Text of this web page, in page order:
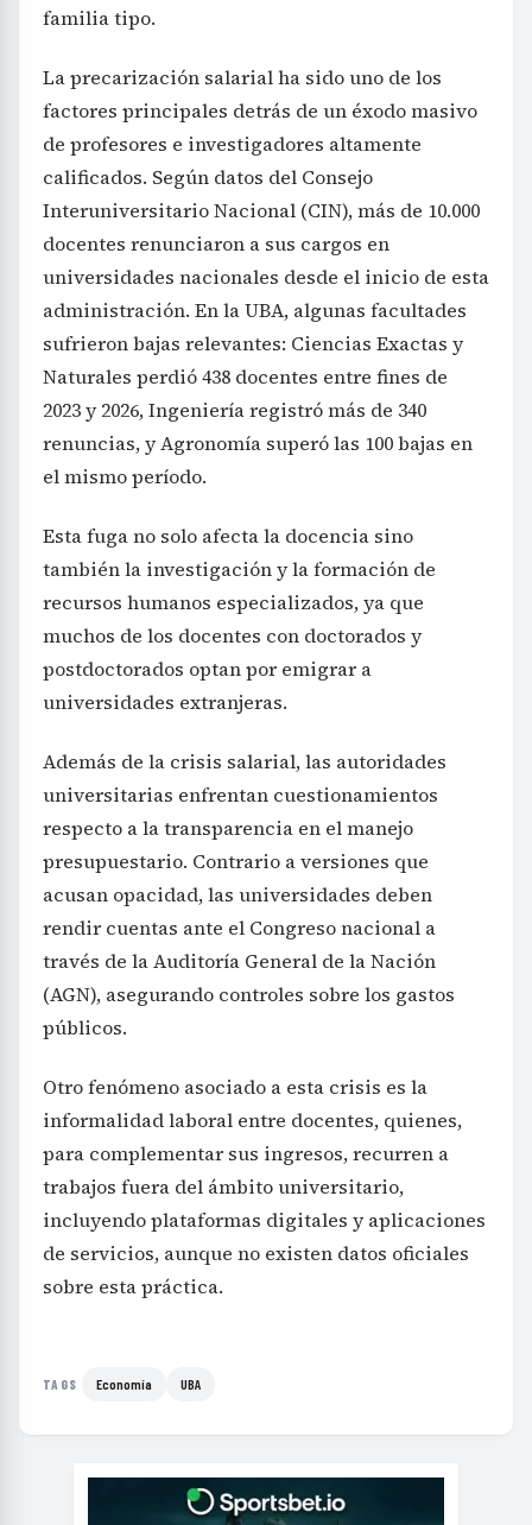
familia tipo.
La precarización salarial ha sido uno de los
factores principales detrás de un éxodo masivo
de profesores e investigadores altamente
calificados. Según datos del Consejo
Interuniversitario Nacional (CIN), más de 10.000
docentes renunciaron a sus cargos en
universidades nacionales desde el inicio de esta
administración. En la UBA, algunas facultades
sufrieron bajas relevantes: Ciencias Exactas y
Naturales perdió 438 docentes entre fines de
2023 y 2026, Ingeniería registró más de 340
renuncias, y Agronomía superó las 100 bajas en
el mismo período.
Esta fuga no solo afecta la docencia sino
también la investigación y la formación de
recursos humanos especializados, ya que
muchos de los docentes con doctorados y
postdoctorados optan por emigrar a
universidades extranjeras.
Además de la crisis salarial, las autoridades
universitarias enfrentan cuestionamientos
respecto a la transparencia en el manejo
presupuestario. Contrario a versiones que
acusan opacidad, las universidades deben
rendir cuentas ante el Congreso nacional a
través de la Auditoría General de la Nación
(AGN), asegurando controles sobre los gastos
públicos.
Otro fenómeno asociado a esta crisis es la
informalidad laboral entre docentes, quienes,
para complementar sus ingresos, recurren a
trabajos fuera del ámbito universitario,
incluyendo plataformas digitales y aplicaciones
de servicios, aunque no existen datos oficiales
sobre esta práctica.
TAGS Economía UBA